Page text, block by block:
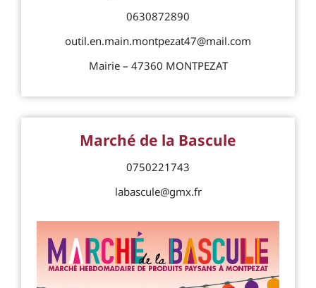
0630872890
outil.en.main.montpezat47@mail.com
Mairie – 47360 MONTPEZAT
Marché de la Bascule
0750221743
labascule@gmx.fr